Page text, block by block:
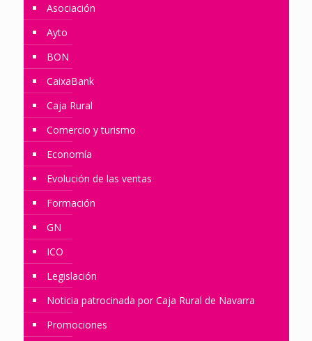
Asociación
Ayto
BON
CaixaBank
Caja Rural
Comercio y turismo
Economía
Evolución de las ventas
Formación
GN
ICO
Legislación
Noticia patrocinada por Caja Rural de Navarra
Promociones